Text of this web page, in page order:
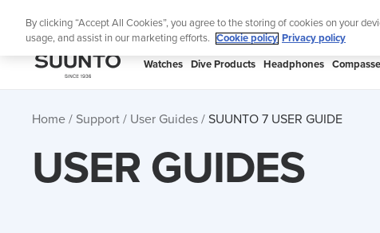
SUUNTO
Watches Dive Products Headphones
Home Support User Guides SUUNTO 7 USER GUIDE
USER GUIDES
By clicking “Accept All Cookies”, you agree to the storing of cookies on your
usage, and assist in our marketing efforts.
Cookie policy Privacy policy